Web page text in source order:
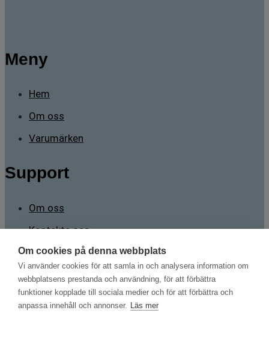
Om cookies på denna webbplats
Vi använder cookies för att samla in och analysera information om
webbplatsens prestanda och användning, för att förbättra
funktioner kopplade till sociala medier och för att förbättra och
anpassa innehåll och annonser. Läs mer
Meny
Hem
Om oss
Varumärken
Support
Om oss
Kontakta oss
Kontakt
Sävstigen 2 165 71 Stockholm